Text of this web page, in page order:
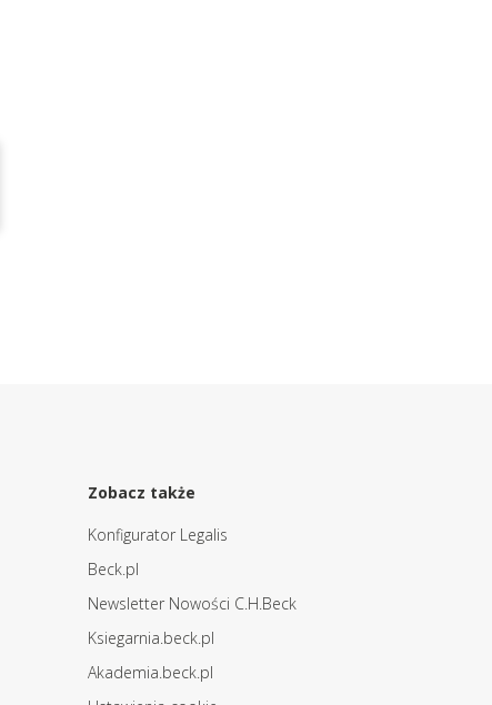
Zobacz także
Konfigurator Legalis
Beck.pl
Newsletter Nowości C.H.Beck
Ksiegarnia.beck.pl
Akademia.beck.pl